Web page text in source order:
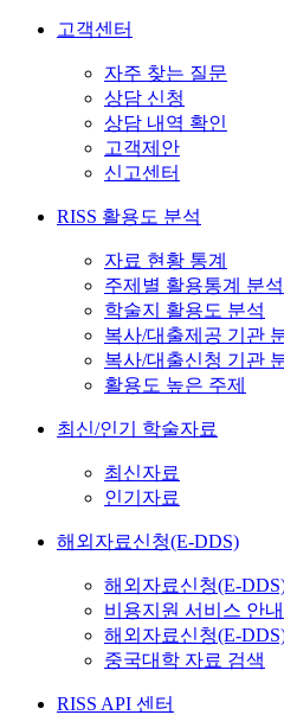
고객센터
자주 찾는 질문
상담 신청
상담 내역 확인
고객제안
신고센터
RISS 활용도 분석
자료 현황 통계
주제별 활용통계 분석
학술지 활용도 분석
복사/대출제공 기관
복사/대출신청 기관
활용도 높은 주제
최신/인기 학술자료
최신자료
인기자료
해외자료신청(E-DDS)
해외자료신청(E-
비용지원 서비스 안내
해외자료신청(E-
중국대학 자료 검색
RISS API 센터